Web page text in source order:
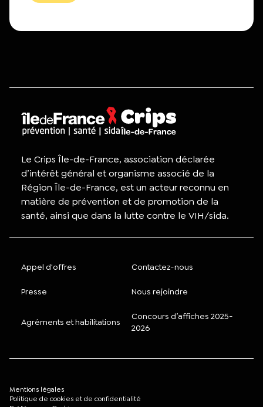
Le Crips Île-de-France, association déclarée
d’intérêt général et organisme associé de la
Région Île-de-France, est un acteur reconnu en
matière de prévention et de promotion de la
santé, ainsi que dans la lutte contre le VIH/sida.
Appel d'offres Contactez-nous
Presse Nous rejoindre
Agréments et habilitations
Concours d’affiches 2025-
2026
Mentions légales
Politique de cookies et de confidentialité